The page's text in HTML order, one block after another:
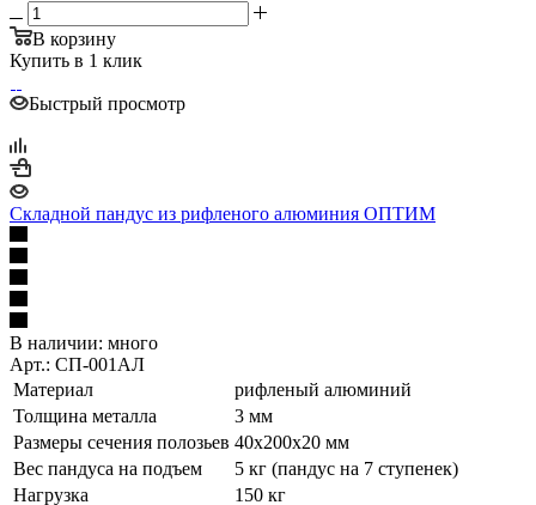
В корзину
Купить в 1 клик
Быстрый просмотр
Складной пандус из рифленого алюминия ОПТИМ
В наличии: много
Арт.: СП-001АЛ
Материал
рифленый алюминий
Толщина металла
3 мм
Размеры сечения полозьев 40х200х20 мм
Вес пандуса на подъем
5 кг (пандус на 7 ступенек)
Нагрузка
150 кг